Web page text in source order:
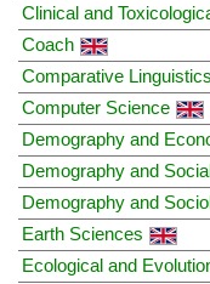
Clinical and
Coach
Comparative Linguistics
Computer Science
Demography and
Demography and
Demography and
Earth Sciences
Ecological and